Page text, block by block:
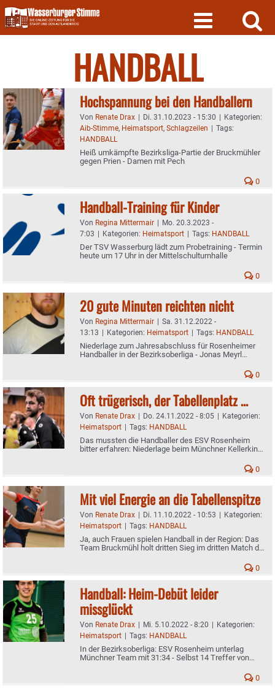
Skip
to
content
HANDBALL
Hochspannung bei den Handballern
Von Renate Drax | Di. 31.10.2023 - 15:30 | Kategorien:
Aib-Stimme, Heimatsport, Schlagzeilen | Tags:
HANDBALL
Heiß umkämpfte Bezirksliga-Partie der Bruckmühler
gegen Prien - Damen mit Pech
0
Handball-Training für Kinder
Von Regina Mittermair | Mo. 20.3.2023 -
7:03 | Kategorien: Heimatsport | Tags: HANDBALL
Der TSV Wasserburg lädt zum Probetraining - Termin
heute um 17 Uhr in der Mittelschulturnhalle
0
20 gute Minuten reichten nicht
Von Regina Mittermair | Sa. 31.12.2022 -
13:13 | Kategorien: Heimatsport | Tags: HANDBALL
Niederlage zum Jahresabschluss für Rosenheimer
Handballer in der Bezirksoberliga - Jonas Meyrl
0
Oft trügerisch, der Tabellenplatz …
Von Renate Drax | Do. 24.11.2022 - 8:05 | Kategorien:
Heimatsport | Tags: HANDBALL
Das mussten die Handballer des ESV Rosenheim
bitter erfahren: Niederlage beim Münchner Kellerkind
0
Mit viel Energie an die Tabellenspitze
Von Renate Drax | Di. 11.10.2022 - 10:53 | Kategorien:
Heimatsport | Tags: HANDBALL
Ja, auch Frauen spielen Handball in der Region: Das
Team Bruckmühl holt dritten Sieg im dritten Match der
0
Handball: Heim-Debüt leider
missglückt
Von Renate Drax | Mi. 5.10.2022 - 8:20 | Kategorien:
Heimatsport | Tags: HANDBALL
In der Bezirksoberliga: ESV Rosenheim unterlag
Münchner Team mit 31:34 - Selbst 14 Treffer von
0